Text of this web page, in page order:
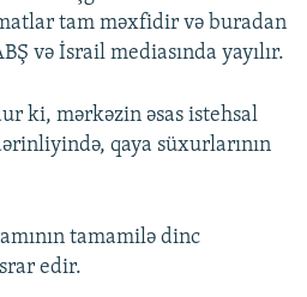
tam məxfidir və buradan
və İsrail mediasında yayılır.
ki, mərkəzin əsas istehsal
qaya süxurlarının
tamamilə dinc
edir.